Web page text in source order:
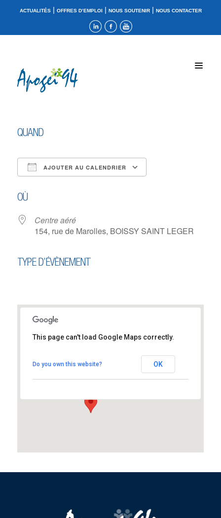
ACTUALITÉS| OFFRES D’EMPLOI| NOUS SOUTENIR| NOUS CONTACTER
QUAND
AJOUTER AU CALENDRIER
OÙ
Centre aéré
154, rue de Marolles, BOISSY SAINT LEGER
TYPE D’ÉVÈNEMENT
Centre aéré
154, rue de Marolles - BOISSY SAINT LEGER
This page can't load Google Maps correctly.
Do you own this website? OK